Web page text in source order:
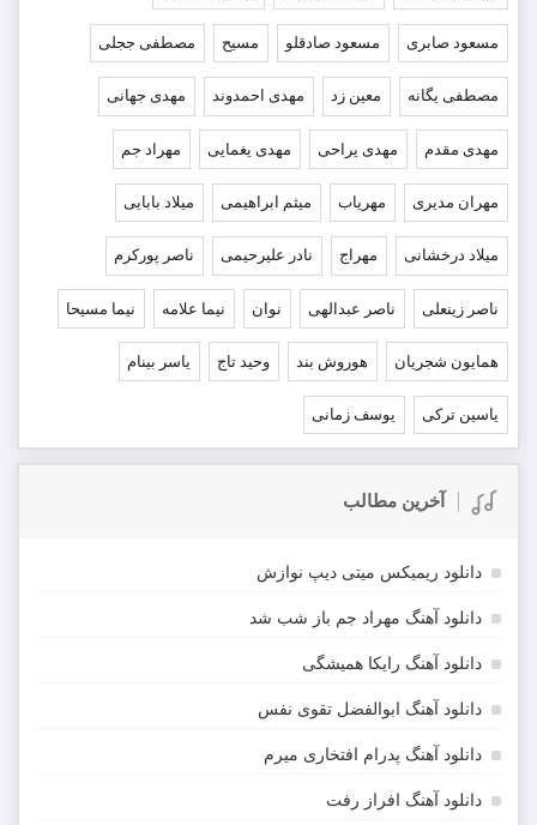
مسعود صابری مسعود صادقلو مسیح مصطفی ججلی
مصطفی یگانه معین زد مهدی احمدوند مهدی جهانی
مهدی مقدم مهدی یراحی مهدی یغمایی مهراد جم
مهران مدیری مهریاب میثم ابراهیمی میلاد بابایی
میلاد درخشانی مهراج نادر علیرحیمی ناصر پورکرم
ناصر زینعلی ناصر عبدالهی نوان نیما علامه نیما مسیحا
همایون شجریان هوروش بند وحید تاج یاسر بینام
یاسین ترکی یوسف زمانی
آخرین مطالب
دانلود ریمیکس میتی دیپ نوازش
دانلود آهنگ مهراد جم باز شب شد
دانلود آهنگ رایکا همیشگی
دانلود آهنگ ابوالفضل تقوی نفس
دانلود آهنگ پدرام افتخاری میرم
دانلود آهنگ افراز رفت